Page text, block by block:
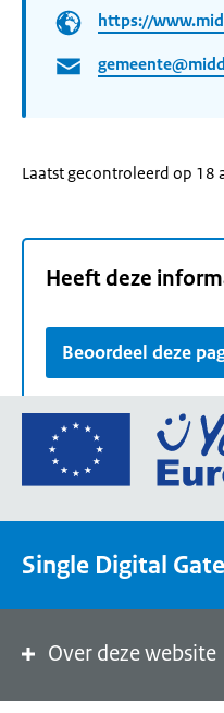
https://
Laatst gecontroleerd op 18
Heeft deze
Beoordeel deze
Single Digital
Over deze website